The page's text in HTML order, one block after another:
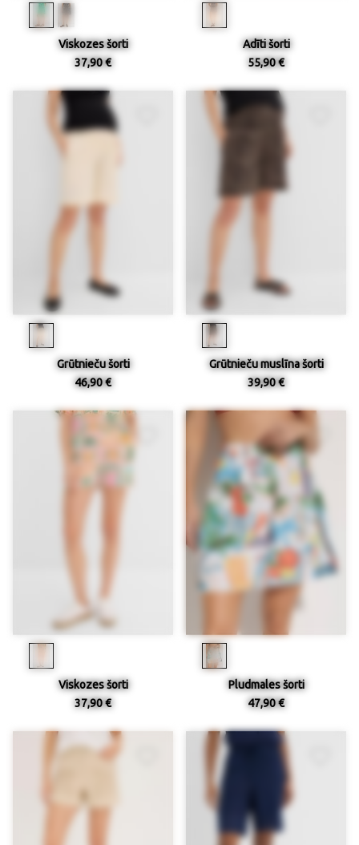
Viskozes šorti
37,90 €
Adīti šorti
55,90 €
Grūtnieču šorti
46,90 €
Grūtnieču muslīna šorti
39,90 €
Viskozes šorti
37,90 €
Pludmales šorti
47,90 €